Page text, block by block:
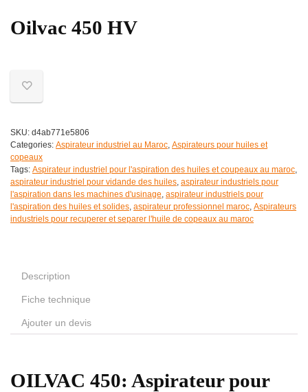
Oilvac 450 HV
SKU: d4ab771e5806
Categories: Aspirateur industriel au Maroc, Aspirateurs pour huiles et
copeaux
Tags: Aspirateur industriel pour l'aspiration des huiles et coupeaux au maroc,
aspirateur industriel pour vidande des huiles, aspirateur industriels pour
l'aspiration dans les machines d'usinage, aspirateur industriels pour
l'aspiration des huiles et solides, aspirateur professionnel maroc, Aspirateurs
industriels pour recuperer et separer l'huile de copeaux au maroc
Description
Fiche technique
Ajouter un devis
OILVAC 450: Aspirateur pour